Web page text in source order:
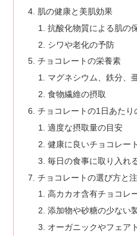
肌の健康と美肌効果
抗酸化物質による肌の
シワや老化の予防
チョコレートの栄養素
マグネシウム、鉄分、
食物繊維の摂取
チョコレートの1日あたり
適度な摂取量の目安
健康に良いチョコレー
毎日の食事に取り入れ
チョコレートの選び方と
高カカオ含有チョコレ
添加物や砂糖の少ない
オーガニックやフェア